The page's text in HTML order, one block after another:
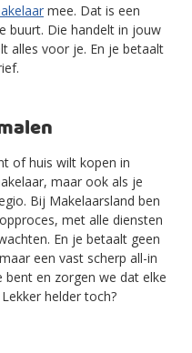
mee. Dat is een
buurt. Die handelt in jouw
alles voor je. En je betaalt
of huis wilt kopen in
maar ook als je
Bij Makelaarsland ben
met alle diensten
En je betaalt geen
een vast scherp all-in
en zorgen we dat elke
helder toch?